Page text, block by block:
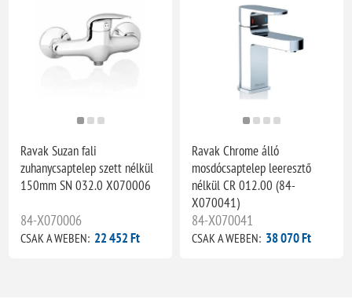
Ravak Suzan fali
zuhanycsaptelep szett nélkül
150mm SN 032.0 X070006
84-X070006
CSAK A WEBEN: 22 452 Ft
Ravak Chrome álló
mosdócsaptelep leeresztő
nélkül CR 012.00 (84-
X070041)
84-X070041
CSAK A WEBEN: 38 070 Ft